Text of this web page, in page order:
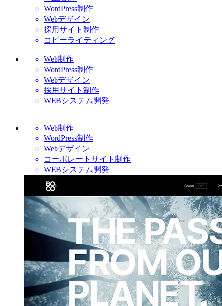
WordPress制作
Webデザイン
採用サイト制作
コピーライティング
Web制作
WordPress制作
Webデザイン
採用サイト制作
WEBシステム開発
Web制作
WordPress制作
Webデザイン
コーポレートサイト制作
WEBシステム開発